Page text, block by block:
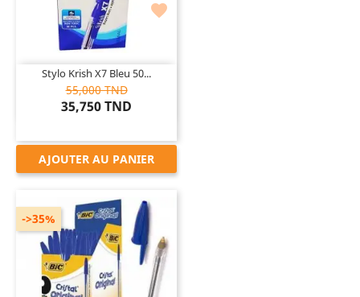

Stylo Krish X7 Bleu 50...
55,000 TND
35,750 TND
AJOUTER AU PANIER
->35%